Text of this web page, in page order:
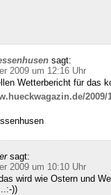
sagt:
2009 um 12:16 Uhr
Wetterbericht für das
2009/
sagt:
2009 um 10:10 Uhr
wird wie Ostern und
))